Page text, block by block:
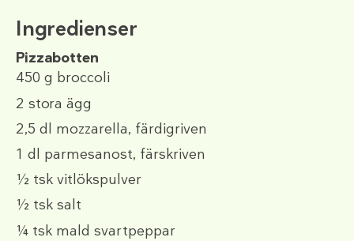
Ingredienser
Pizzabotten
450 g broccoli
2 stora ägg
2,5 dl mozzarella, färdigriven
1 dl parmesanost, färskriven
½ tsk vitlökspulver
½ tsk salt
¼ tsk mald svartpeppar